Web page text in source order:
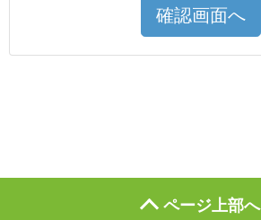
確認画面へ
ページ上部へ